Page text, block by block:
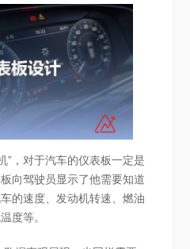
对于汽车的仪表板一定是
向驾驶员显示了他需要知道
的速度、发动机转速、燃油
度等。